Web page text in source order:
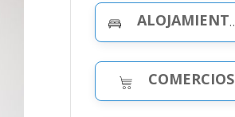
ALOJAMIENTO Y CELEBRACIONES
COMERCIOS